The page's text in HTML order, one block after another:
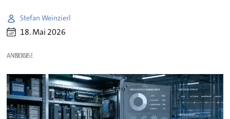
Stefan Weinzierl
18. Mai 2026
ANZEIGE